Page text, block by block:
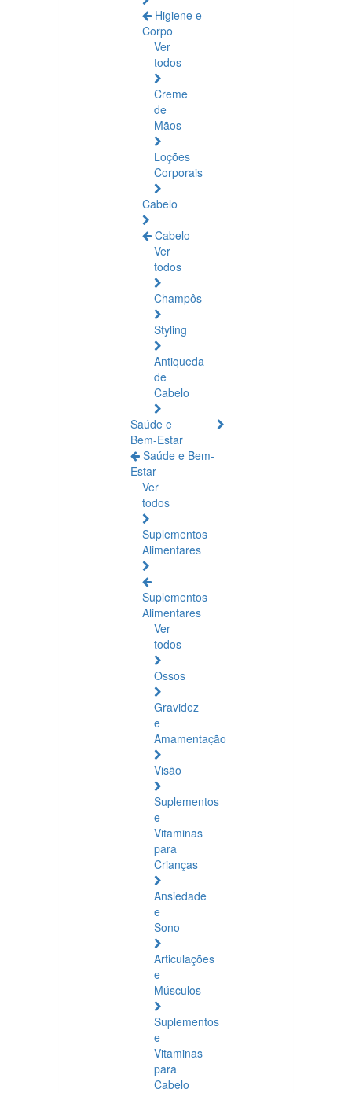
Higiene e
Corpo
Ver
todos
Creme
de
Mãos
Loções
Corporais
Cabelo
Cabelo
Ver
todos
Champôs
Styling
Antiqueda
de
Cabelo
Saúde e
Bem-Estar
Saúde e Bem-
Estar
Ver
todos
Suplementos
Alimentares
Suplementos
Alimentares
Ver
todos
Ossos
Gravidez
e
Amamentação
Visão
Suplementos
e
Vitaminas
para
Crianças
Ansiedade
e
Sono
Articulações
e
Músculos
Suplementos
e
Vitaminas
para
Cabelo